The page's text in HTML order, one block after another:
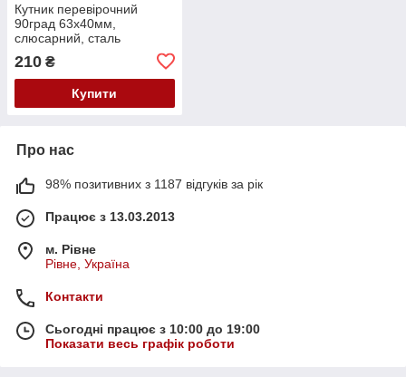
Кутник перевірочний
90град 63x40мм,
слюсарний, сталь
210 ₴
Купити
Про нас
98% позитивних з 1187 відгуків за рік
Працює з 13.03.2013
м. Рівне
Рівне, Україна
Контакти
Сьогодні працює з 10:00 до 19:00
Показати весь графік роботи